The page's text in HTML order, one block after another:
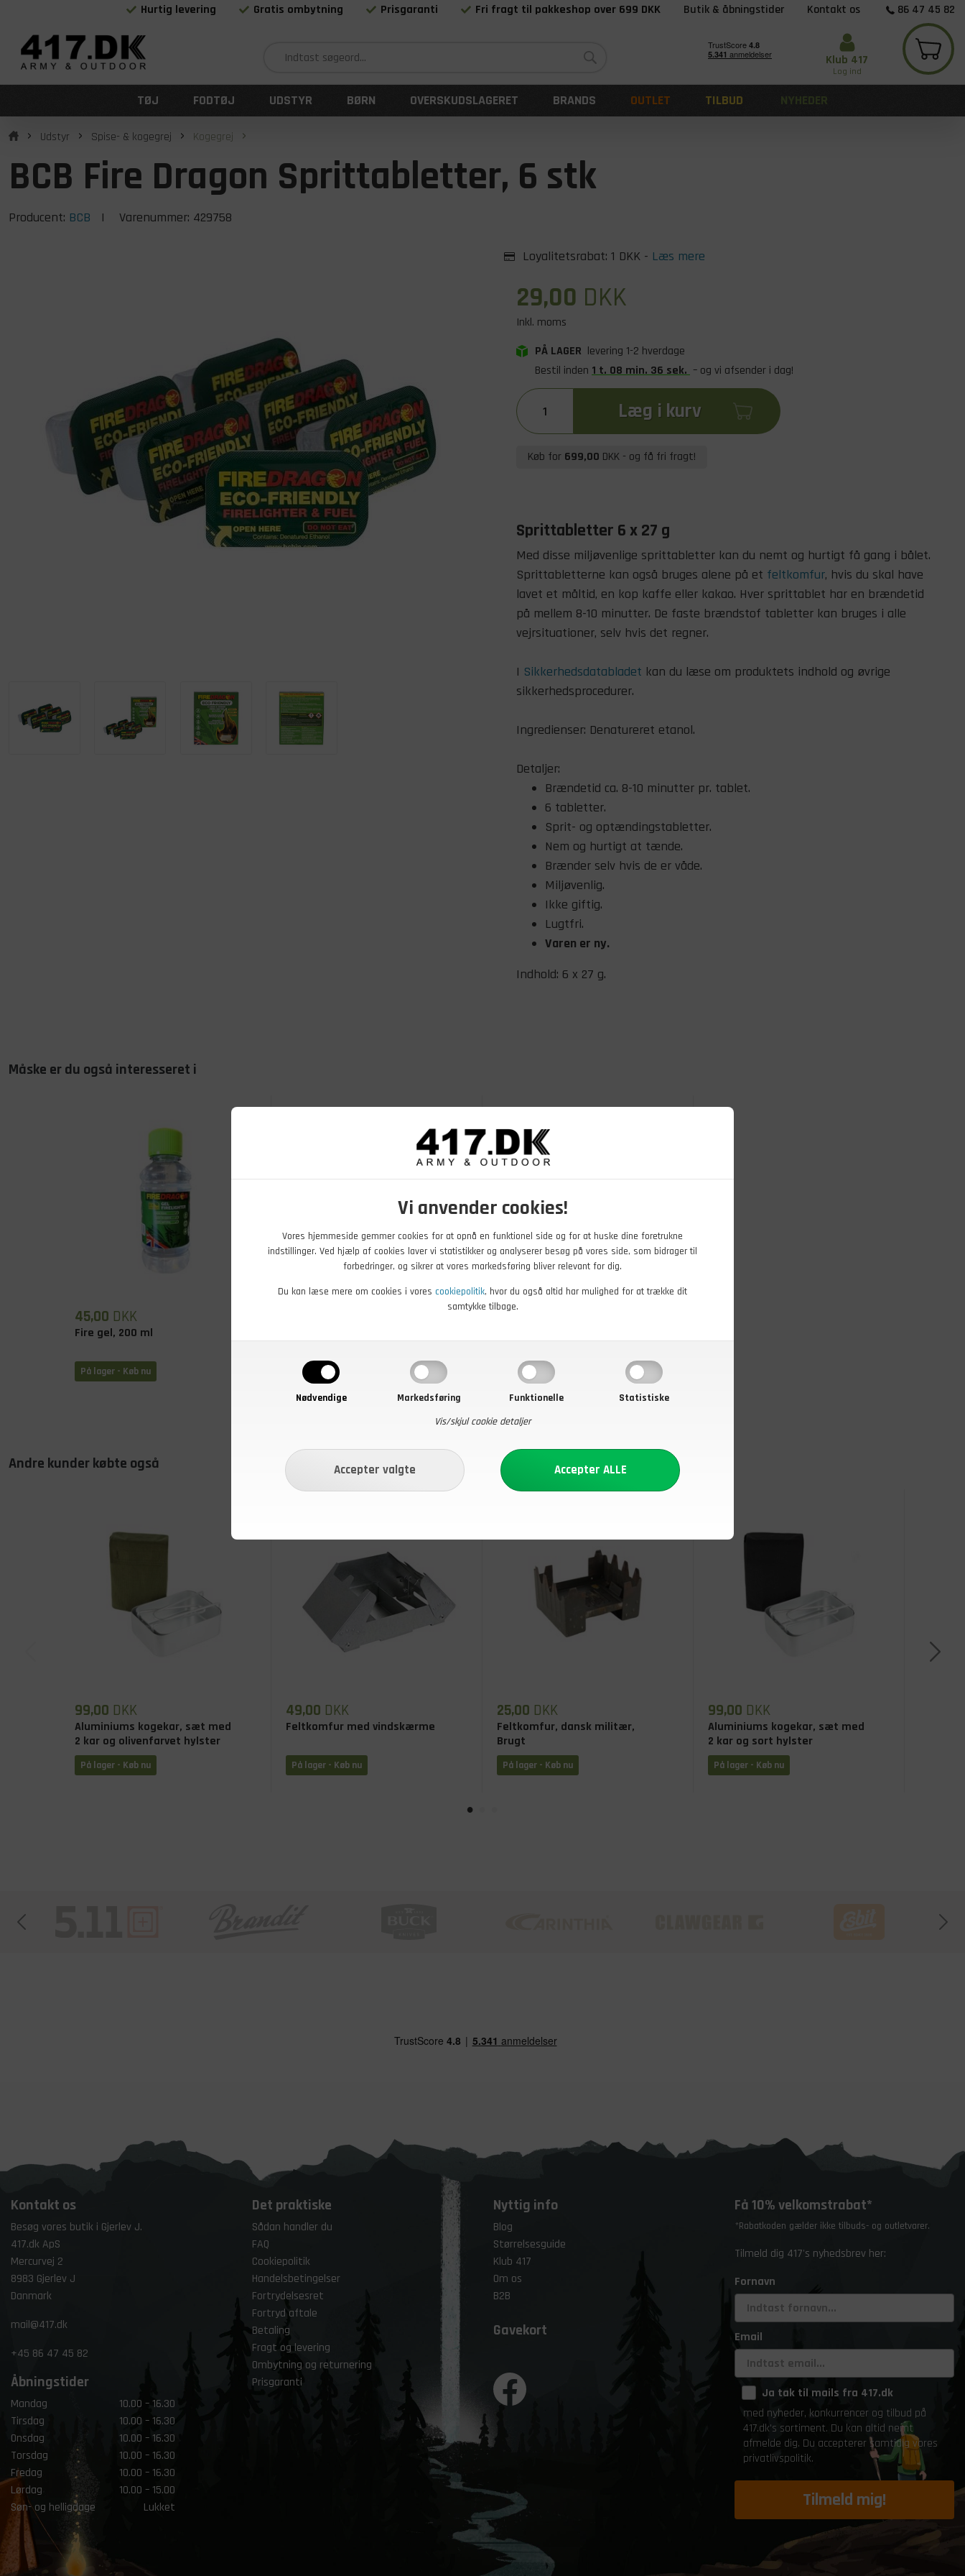
Vi anvender cookies!
Vores hjemmeside gemmer cookies for at opnå en funktionel side og for at huske dine foretrukne
indstillinger. Ved hjælp af cookies laver vi statistikker og analyserer besøg på vores side, som bidrager til
forbedringer, og sikrer at vores markedsføring bliver relevant for dig.
Du kan læse mere om cookies i vores cookiepolitik, hvor du også altid har mulighed for at trække dit
samtykke tilbage.
Nødvendige Markedsføring Funktionelle
Statistiske
Vis/skjul cookie detaljer
Hurtig levering Gratis ombytning Prisgaranti Fri fragt til pakkeshop over 699 DKK Butik & åbningstider Kontakt os
86 47 45 82
Klub 417
Log ind
TØJ FODTØJ UDSTYR BØRN OVERSKUDSLAGERET BRANDS OUTLET TILBUD NYHEDER
Udstyr Spise- & kogegrej Kogegrej
BCB Fire Dragon Sprittabletter, 6 stk
Producent: BCB | Varenummer: 429758
Loyalitetsrabat: 1 DKK - Læs mere
29,00 DKK
Inkl. moms
PÅ LAGER levering 1-2 hverdage
Bestil inden 1 t. 08 min. 35 sek. – og vi afsender i dag!
Læg i kurv
Køb for 699,00 DKK - og få fri fragt!
Sprittabletter 6 x 27 g
Med disse miljøvenlige sprittabletter kan du nemt og hurtigt få gang i bålet.
Sprittabletterne kan også bruges alene på et feltkomfur, hvis du skal have
lavet et måltid, en kop kaffe eller kakao. Hver sprittablet har en brændetid
på mellem 8-10 minutter. De faste brændstof tabletter kan bruges i alle
vejrsituationer, selv hvis det regner.
I Sikkerhedsdatabladet kan du læse om produktets indhold og øvrige
sikkerhedsprocedurer.
Ingredienser: Denatureret etanol.
Detaljer:
Brændetid ca. 8-10 minutter pr. tablet.
6 tabletter.
Sprit- og optændingstabletter.
Nem og hurtigt at tænde.
Brænder selv hvis de er våde.
Miljøvenlig.
Ikke giftig.
Lugtfri.
Varen er ny.
Indhold: 6 x 27 g.
Måske er du også interesseret i
45,00 DKK
Fire gel, 200 ml
På lager - Køb nu På lager - Køb nu
49,00
På lager - Køb nu
Andre kunder købte også
99,00 DKK
Aluminiums kogekar, sæt med
2 kar og olivenfarvet hylster
På lager - Køb nu
49,00 DKK
Feltkomfur med vindskærme
På lager - Køb nu
25,00 DKK
Feltkomfur, dansk militær,
Brugt
På lager - Køb nu
99,00 DKK
Aluminiums kogekar, sæt med
2 kar og sort hylster
På lager - Køb nu
Kontakt os
Besøg vores butik i Gjerlev J.
417.dk ApS
Mercurvej 2
8983 Gjerlev J
Danmark
mail@417.dk
+45 86 47 45 82
Åbningstider
Mandag
10.00 – 16.30
Tirsdag
10.00 – 16.30
Onsdag
10.00 – 16.30
Torsdag
10.00 – 16.30
Fredag
10.00 – 16.30
Lørdag
10.00 – 15.00
Søn- og helligdage
Lukket
Det praktiske
Sådan handler du
FAQ
Cookiepolitik
Handelsbetingelser
Fortrydelsesret
Fortryd aftale
Betaling
Fragt og levering
Ombytning og returnering
Prisgaranti
Nyttig info
Blog
Størrelsesguide
Klub 417
Om os
B2B
Gavekort
Få 10% velkomstrabat*
*Rabatkoden gælder ikke tilbuds- og outletvarer.
Tilmeld dig 417's nyhedsbrev her:
Fornavn
Email
Ja tak til mails fra 417.dk
med nyheder, konkurrencer og tilbud på
417.dk's sortiment. Du kan altid nemt
afmelde dig. Du accepterer samtidig vores
privatlivspolitik.
Tilmeld mig!